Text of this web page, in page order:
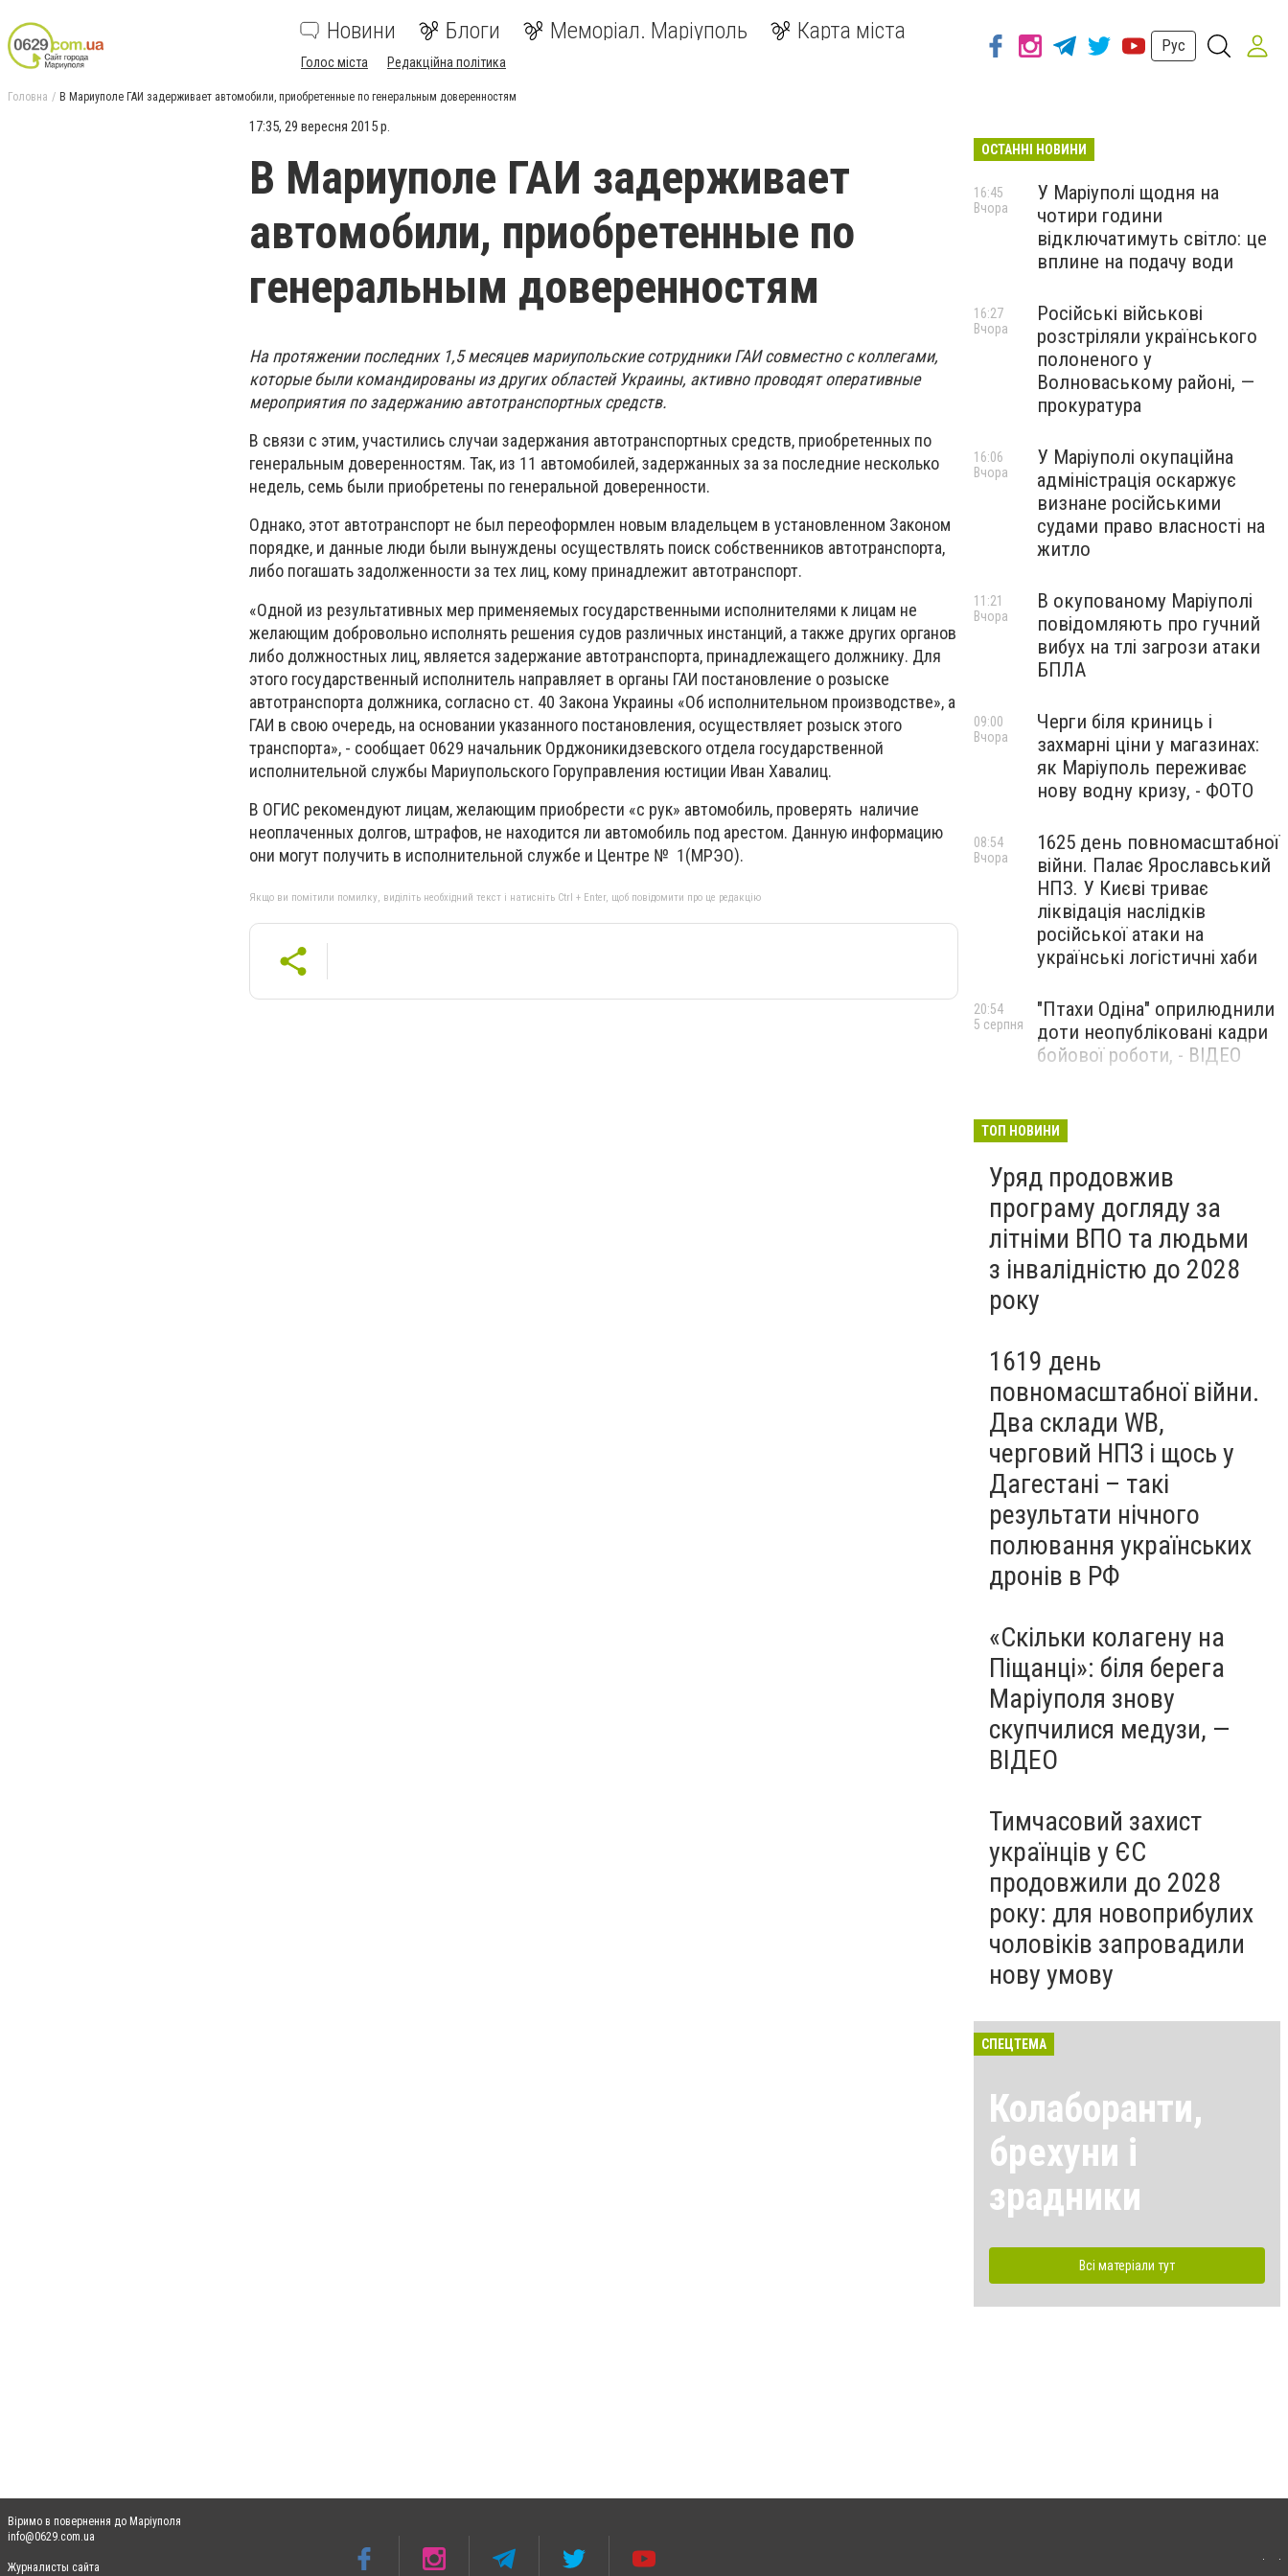
Новини Блоги Меморіал. Маріуполь Карта міста
Голос міста Редакційна політика
Рус
Головна В Мариуполе ГАИ задерживает автомобили, приобретенные по генеральным доверенностям
17:35, 29 вересня 2015 р.
В Мариуполе ГАИ задерживает
автомобили, приобретенные по
генеральным доверенностям
На протяжении последних 1,5 месяцев мариупольские сотрудники ГАИ совместно с коллегами,
которые были командированы из других областей Украины, активно проводят оперативные
мероприятия по задержанию автотранспортных средств.
В связи с этим, участились случаи задержания автотранспортных средств, приобретенных по
генеральным доверенностям. Так, из 11 автомобилей, задержанных за за последние несколько
недель, семь были приобретены по генеральной доверенности.
Однако, этот автотранспорт не был переоформлен новым владельцем в установленном Законом
порядке, и данные люди были вынуждены осуществлять поиск собственников автотранспорта,
либо погашать задолженности за тех лиц, кому принадлежит автотранспорт.
«Одной из результативных мер применяемых государственными исполнителями к лицам не
желающим добровольно исполнять решения судов различных инстанций, а также других органов
либо должностных лиц, является задержание автотранспорта, принадлежащего должнику. Для
этого государственный исполнитель направляет в органы ГАИ постановление о розыске
автотранспорта должника, согласно ст. 40 Закона Украины «Об исполнительном производстве», а
ГАИ в свою очередь, на основании указанного постановления, осуществляет розыск этого
транспорта», - сообщает 0629 начальник Орджоникидзевского отдела государственной
исполнительной службы Мариупольского Горуправления юстиции Иван Хавалиц.
В ОГИС рекомендуют лицам, желающим приобрести «с рук» автомобиль, проверять наличие
неоплаченных долгов, штрафов, не находится ли автомобиль под арестом. Данную информацию
они могут получить в исполнительной службе и Центре № 1(МРЭО).
Якщо ви помітили помилку, виділіть необхідний текст і натисніть Ctrl + Enter, щоб повідомити про це редакцію
ОСТАННІ НОВИНИ
У Маріуполі щодня на
чотири години
відключатимуть світло: це
вплине на подачу води
16:45
Вчора
Російські військові
розстріляли українського
полоненого у
Волноваському районі, —
прокуратура
16:27
Вчора
У Маріуполі окупаційна
адміністрація оскаржує
визнане російськими
судами право власності на
житло
16:06
Вчора
В окупованому Маріуполі
повідомляють про гучний
вибух на тлі загрози атаки
БПЛА
11:21
Вчора
Черги біля криниць і
захмарні ціни у магазинах:
як Маріуполь переживає
нову водну кризу, - ФОТО
09:00
Вчора
1625 день повномасштабної
війни. Палає Ярославський
НПЗ. У Києві триває
ліквідація наслідків
російської атаки на
українські логістичні хаби
08:54
Вчора
"Птахи Одіна" оприлюднили
доти неопубліковані кадри
бойової роботи, - ВІДЕО
20:54
5 серпня
Бєдняков зіграє тата
новому українському
фільмі, - ФОТО
5 серпня
ТОП НОВИНИ
Уряд продовжив
програму догляду за
літніми ВПО та людьми
з інвалідністю до 2028
року
1619 день
повномасштабної війни.
Два склади WB,
черговий НПЗ і щось у
Дагестані – такі
результати нічного
полювання українських
дронів в РФ
«Скільки колагену на
Піщанці»: біля берега
Маріуполя знову
скупчилися медузи, —
ВІДЕО
Тимчасовий захист
українців у ЄС
продовжили до 2028
року: для новоприбулих
чоловіків запровадили
нову умову
СПЕЦТЕМА
Колаборанти,
брехуни і
зрадники
Всі матеріали тут
Віримо в повернення до Маріуполя
info@0629.com.ua
Журналисты сайта